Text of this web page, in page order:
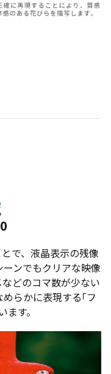
で、液晶表示の残像
ンでもクリアな映像
どのコマ数が少ない
らかに表現する｢フ
す。